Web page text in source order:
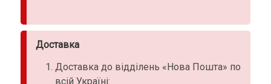
Доставка
Доставка до відділень «Нова Пошта» по
всій Україні: